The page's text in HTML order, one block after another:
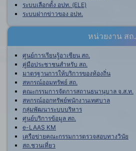
ระบบเลือกตั้ง อปท. (ELE)
ระบบฝากข่าวของ อปท.
หน่วยงาน สถ.
ศูนย์การเรียนรู้อาเซียน สถ.
คู่มือประชาชนสำหรับ สถ.
มาตรฐานการให้บริการของท้องถิ่น
สหกรณ์ออมทรัพย์ สถ.
คณะกรรมการจัดการสถานธนานุบาล จ.ส.ท.
สหกรณ์ออกทรัพย์พนักงานเทศบาล
กลุ่มพัฒนาระบบบริหาร
ศูนย์บริการข้อมูล สถ.
e-LAAS KM
เครือข่ายคณะกรรมการตรวจสอบทางวินัย
สถ.ชวนเที่ยว